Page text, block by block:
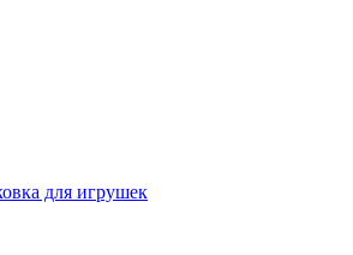
для игрушек